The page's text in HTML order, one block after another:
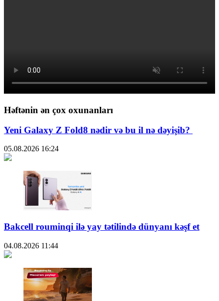
Həftənin ən çox oxunanları
Yeni Galaxy Z Fold8 nədir və bu il nə dəyişib?
05.08.2026 16:24
Bakcell rouminqi ilə yay tətilində dünyanı kəşf et
04.08.2026 11:44